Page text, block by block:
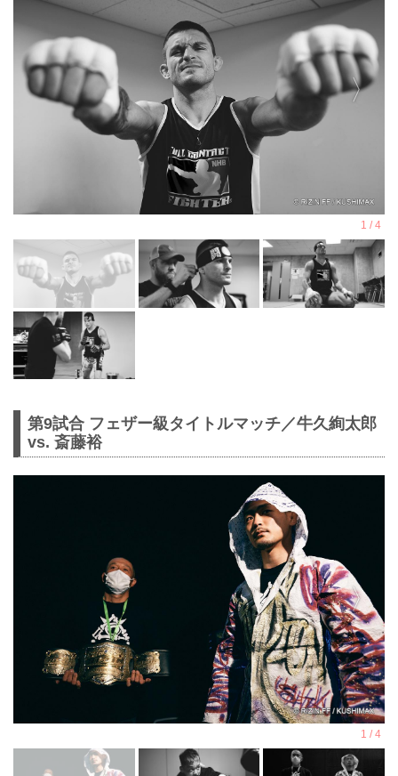
第9試合 フェザー級タイトルマッチ／牛久絢太郎
vs. 斎藤裕